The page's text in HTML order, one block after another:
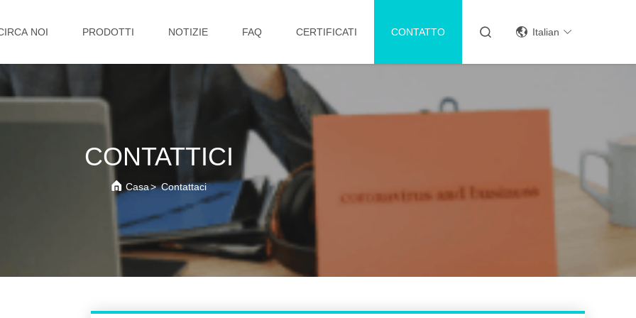
NOI PRODOTTI NOTIZIE FAQ CERTIFICATI CONTATTO Italian
CONTATTICI
Casa> Contattaci